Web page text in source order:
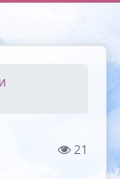
21